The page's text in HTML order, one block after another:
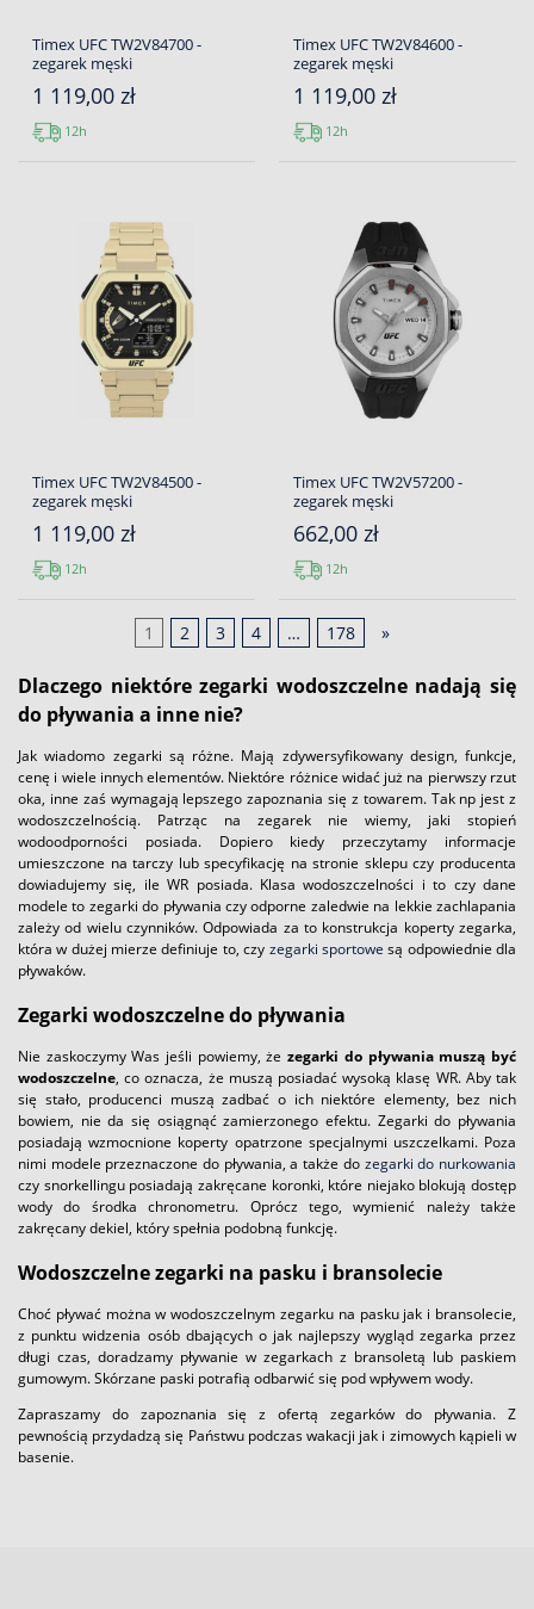
Timex UFC TW2V84700 -
zegarek męski
1 119,00 zł
12h
Timex UFC TW2V84600 -
zegarek męski
1 119,00 zł
12h
Timex UFC TW2V84500 -
zegarek męski
1 119,00 zł
12h
Timex UFC TW2V57200 -
zegarek męski
662,00 zł
12h
1 2 3 4 … 178 »
Dlaczego niektóre zegarki wodoszczelne nadają się
do pływania a inne nie?
Jak wiadomo zegarki są różne. Mają zdywersyfikowany design, funkcje,
cenę i wiele innych elementów. Niektóre różnice widać już na pierwszy rzut
oka, inne zaś wymagają lepszego zapoznania się z towarem. Tak np jest z
wodoszczelnością. Patrząc na zegarek nie wiemy, jaki stopień
wodoodporności posiada. Dopiero kiedy przeczytamy informacje
umieszczone na tarczy lub specyfikację na stronie sklepu czy producenta
dowiadujemy się, ile WR posiada. Klasa wodoszczelności i to czy dane
modele to zegarki do pływania czy odporne zaledwie na lekkie zachlapania
zależy od wielu czynników. Odpowiada za to konstrukcja koperty zegarka,
która w dużej mierze definiuje to, czy zegarki sportowe są odpowiednie dla
pływaków.
Zegarki wodoszczelne do pływania
Nie zaskoczymy Was jeśli powiemy, żezegarki do pływania muszą być
wodoszczelne, co oznacza, że muszą posiadać wysoką klasę WR. Aby tak
się stało, producenci muszą zadbać o ich niektóre elementy, bez nich
bowiem, nie da się osiągnąć zamierzonego efektu. Zegarki do pływania
posiadają wzmocnione koperty opatrzone specjalnymi uszczelkami. Poza
nimi modele przeznaczone do pływania, a także do zegarki do nurkowania
czy snorkellingu posiadają zakręcane koronki, które niejako blokują dostęp
wody do środka chronometru. Oprócz tego, wymienić należy także
zakręcany dekiel, który spełnia podobną funkcję.
Wodoszczelne zegarki na pasku i bransolecie
Choć pływać można w wodoszczelnym zegarku na pasku jak i bransolecie,
z punktu widzenia osób dbających o jak najlepszy wygląd zegarka przez
długi czas, doradzamy pływanie w zegarkach z bransoletą lub paskiem
gumowym. Skórzane paski potrafią odbarwić się pod wpływem wody.
Zapraszamy do zapoznania się z ofertą zegarków do pływania. Z
pewnością przydadzą się Państwu podczas wakacji jak i zimowych kąpieli w
basenie.